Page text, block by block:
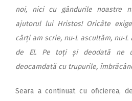
noi, nici cu gândurile noastre
ajutorul lui Hristos! Oricâte
cărți am scrie, nu‑L ascultăm,
de El. Pe toți și deodată ne
deocamdată cu trupurile,
Seara a continuat cu oficierea,